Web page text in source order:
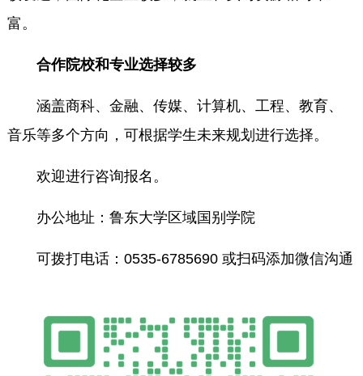
富。
合作院校和专业选择较多
涵盖商科、金融、传媒、计算机、工程、教育、
音乐等多个方向，可根据学生未来规划进行选择。
欢迎进行咨询报名。
办公地址：鲁东大学区域国别学院
可拨打电话：0535-6785690 或扫码添加微信沟通